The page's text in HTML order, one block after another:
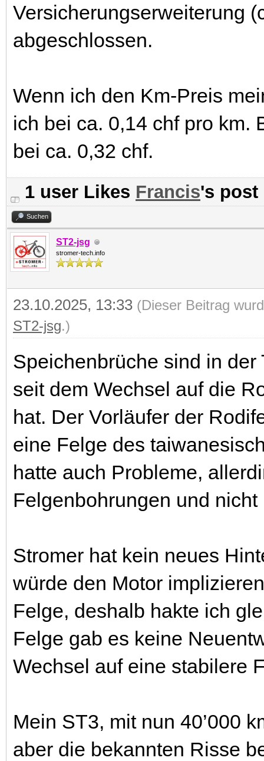
Versicherungserweiterung
abgeschlossen.
Wenn ich den Km-Preis
ich bei ca. 0,14 chf pro km.
bei ca. 0,32 chf.
1 user Likes Francis's post
Suchen
ST2-jsg
stromer-tech.info
23.10.2025, 13:33 (Dieser Beitrag
ST2-jsg.)
Speichenbrüche sind in
seit dem Wechsel auf die
hat. Der Vorläufer der
eine Felge des
hatte auch Probleme,
Felgenbohrungen und
Stromer hat kein neues
würde den Motor
Felge, deshalb hakte ich
Felge gab es keine
Wechsel auf eine stabilere
Mein ST3, mit nun 40’000
aber die bekannten Risse